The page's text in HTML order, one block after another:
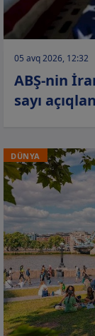
05 avq 2026, 12:32
ABŞ-nin
sayı
DÜNYA